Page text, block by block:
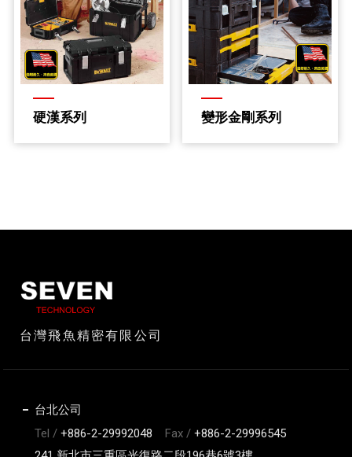
硬漢系列 變形金剛系列
台灣飛魚精密有限公司
台北公司
Tel / +886-2-29992048 Fax / +886-2-29996545